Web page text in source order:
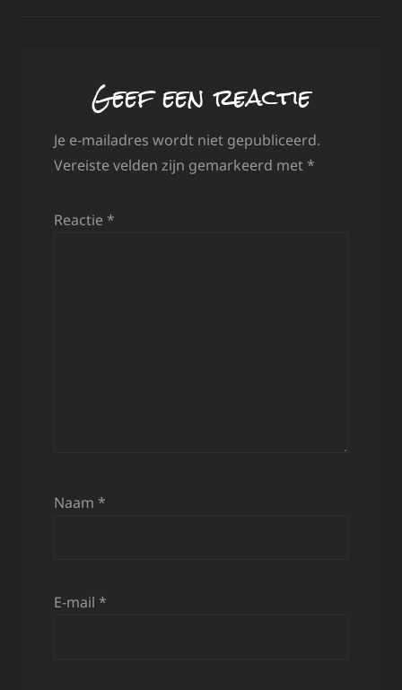
Geef een reactie
Je e-mailadres wordt niet gepubliceerd.
Vereiste velden zijn gemarkeerd met *
Reactie *
Naam *
E-mail *